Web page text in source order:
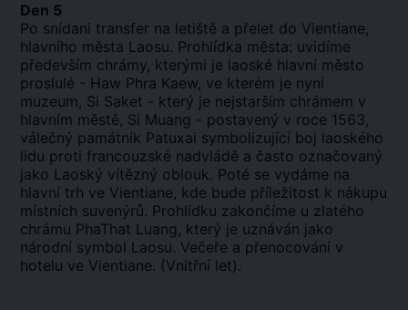
Den 5
Po snídani transfer na letiště a přelet do Vientiane,
hlavního města Laosu. Prohlídka města: uvidíme
především chrámy, kterými je laoské hlavní město
proslulé - Haw Phra Kaew, ve kterém je nyní
muzeum, Si Saket - který je nejstarším chrámem v
hlavním městě, Si Muang - postavený v roce 1563,
válečný památník Patuxai symbolizující boj laoského
lidu proti francouzské nadvládě a často označovaný
jako Laoský vítězný oblouk. Poté se vydáme na
hlavní trh ve Vientiane, kde bude příležitost k nákupu
místních suvenýrů. Prohlídku zakončíme u zlatého
chrámu PhaThat Luang, který je uznáván jako
národní symbol Laosu. Večeře a přenocování v
hotelu ve Vientiane. (Vnitřní let).